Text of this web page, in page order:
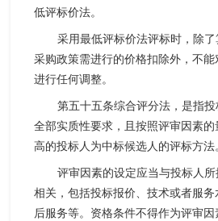
低评标价法。
采用最低评标价法评标时，除
采购政策需进行的价格扣除外，不
进行任何调整。
第五十五条综合评分法，是指
全部实质性要求，且按照评审因素
高的投标人为中标候选人的评标方法
评审因素的设定应当与投标人
相关，包括投标报价、技术或者服
后服务等。资格条件不得作为评审